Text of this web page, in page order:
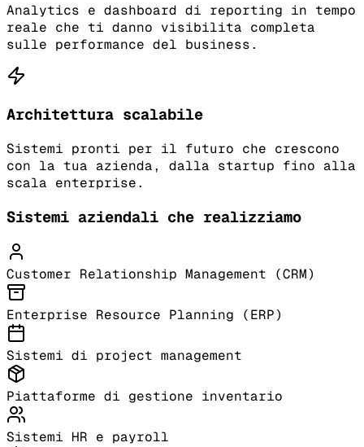
Analytics e dashboard di reporting in tempo
reale che ti danno visibilita completa
sulle performance del business.
Architettura scalabile
Sistemi pronti per il futuro che crescono
con la tua azienda, dalla startup fino alla
scala enterprise.
Sistemi aziendali che realizziamo
Customer Relationship Management (CRM)
Enterprise Resource Planning (ERP)
Sistemi di project management
Piattaforme di gestione inventario
Sistemi HR e payroll